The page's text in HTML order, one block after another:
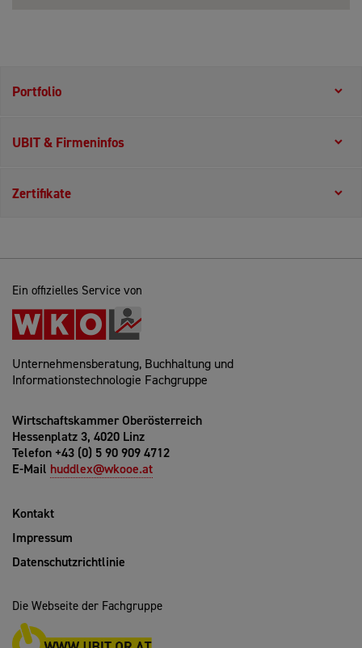
Portfolio
UBIT & Firmeninfos
Zertifikate
Ein offizielles Service von
Unternehmensberatung, Buchhaltung und
Informationstechnologie Fachgruppe
Wirtschaftskammer Oberösterreich
Hessenplatz 3, 4020 Linz
Telefon +43 (0) 5 90 909 4712
E-Mail huddlex@wkooe.at
Kontakt
Impressum
Datenschutzrichtlinie
Die Webseite der Fachgruppe